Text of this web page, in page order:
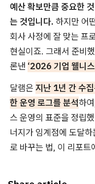
예산 확보만큼 중요한
는 것입니다. 하지만 어
회사 사정에 잘 맞는 프
현실이죠. 그래서 준비
론낸 ‘2026 기업 웰니
달램은 지난 1년 간 수
한 운영 로그를 분석하
스 운영의 표준을 정립
너지가 임계점에 도달
로 바꾸는 법, 이 리포트